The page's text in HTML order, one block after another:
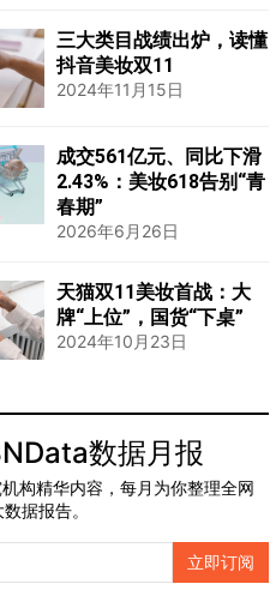
三大类目战绩出炉，读懂
抖音美妆双11
2024年11月15日
成交561亿元、同比下滑
2.43%：美妆618告别“青
春期”
2026年6月26日
天猫双11美妆首战：大
牌“上位”，国货“下桌”
2024年10月23日
数据月报
构精华内容，每月为你整理全网
据报告。
立即订阅